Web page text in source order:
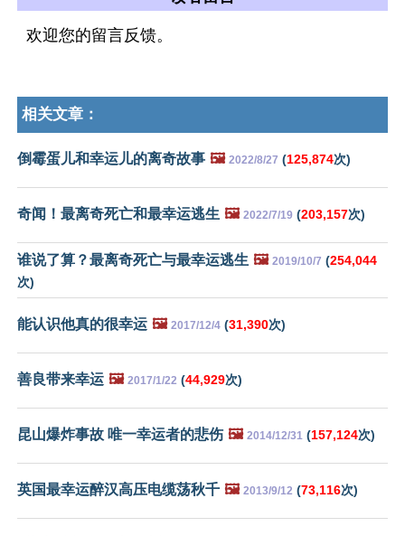
欢迎您的留言反馈。
相关文章：
倒霉蛋儿和幸运儿的离奇故事 🖼️ 2022/8/27 (125,874次)
奇闻！最离奇死亡和最幸运逃生 🖼️ 2022/7/19 (203,157次)
谁说了算？最离奇死亡与最幸运逃生 🖼️ 2019/10/7 (254,044
次)
能认识他真的很幸运 🖼️ 2017/12/4 (31,390次)
善良带来幸运 🖼️ 2017/1/22 (44,929次)
昆山爆炸事故 唯一幸运者的悲伤 🖼️ 2014/12/31 (157,124次)
英国最幸运醉汉高压电缆荡秋千 🖼️ 2013/9/12 (73,116次)